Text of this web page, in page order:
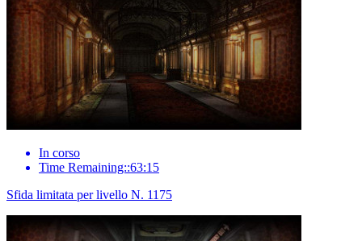
In corso
Time Remaining::63:15
Sfida limitata per livello N. 1175